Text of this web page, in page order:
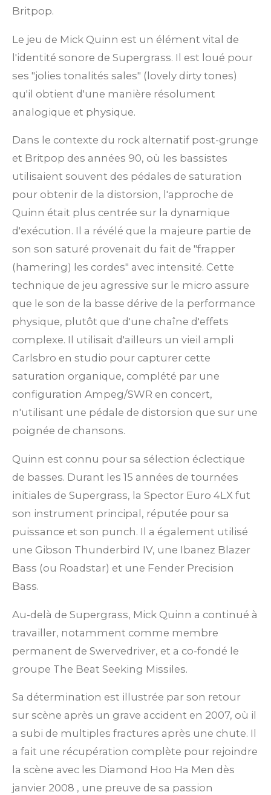
Britpop.
Le jeu de Mick Quinn est un élément vital de
l'identité sonore de Supergrass. Il est loué pour
ses "jolies tonalités sales" (lovely dirty tones)
qu'il obtient d'une manière résolument
analogique et physique.
Dans le contexte du rock alternatif post-grunge
et Britpop des années 90, où les bassistes
utilisaient souvent des pédales de saturation
pour obtenir de la distorsion, l'approche de
Quinn était plus centrée sur la dynamique
d'exécution. Il a révélé que la majeure partie de
son son saturé provenait du fait de "frapper
(hamering) les cordes" avec intensité. Cette
technique de jeu agressive sur le micro assure
que le son de la basse dérive de la performance
physique, plutôt que d'une chaîne d'effets
complexe. Il utilisait d'ailleurs un vieil ampli
Carlsbro en studio pour capturer cette
saturation organique, complété par une
configuration Ampeg/SWR en concert,
n'utilisant une pédale de distorsion que sur une
poignée de chansons.
Quinn est connu pour sa sélection éclectique
de basses. Durant les 15 années de tournées
initiales de Supergrass, la Spector Euro 4LX fut
son instrument principal, réputée pour sa
puissance et son punch. Il a également utilisé
une Gibson Thunderbird IV, une Ibanez Blazer
Bass (ou Roadstar) et une Fender Precision
Bass.
Au-delà de Supergrass, Mick Quinn a continué à
travailler, notamment comme membre
permanent de Swervedriver, et a co-fondé le
groupe The Beat Seeking Missiles.
Sa détermination est illustrée par son retour
sur scène après un grave accident en 2007, où il
a subi de multiples fractures après une chute. Il
a fait une récupération complète pour rejoindre
la scène avec les Diamond Hoo Ha Men dès
janvier 2008 , une preuve de sa passion